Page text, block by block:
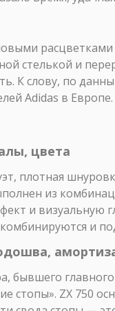
стелькой и
К слову, по
Adidas в Европе.
цвета
плотная
из
и визуальную
и
бывшего
стопы». ZX 750